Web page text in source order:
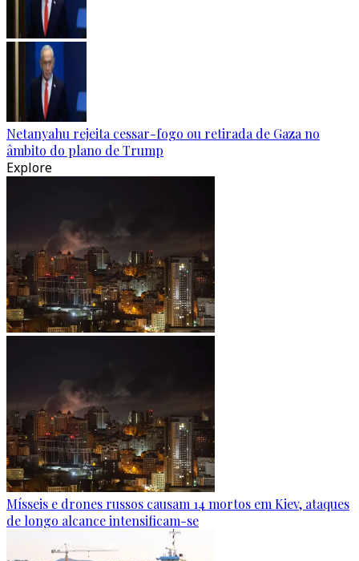
Netanyahu rejeita cessar-fogo ou retirada de Gaza no
âmbito do plano de Trump
Explore
Mísseis e drones russos causam 14 mortos em Kiev, ataques
de longo alcance intensificam-se